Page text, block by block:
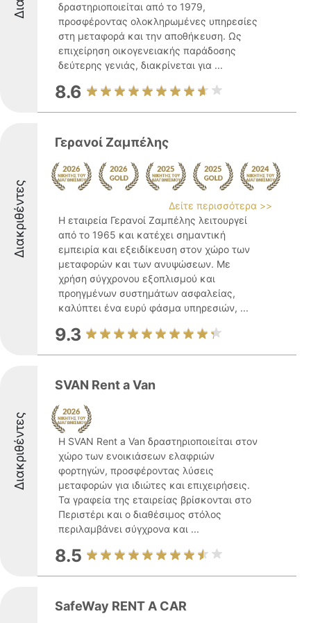
δραστηριοποιείται από το 1979,
προσφέροντας ολοκληρωμένες υπηρεσίες
στη μεταφορά και την αποθήκευση. Ως
επιχείρηση οικογενειακής παράδοσης
δεύτερης γενιάς, διακρίνεται για ...
8.6
Διακριθέντες
Γερανοί Ζαμπέλης
Δείτε περισσότερα >>
Η εταιρεία Γερανοί Ζαμπέλης λειτουργεί
από το 1965 και κατέχει σημαντική
εμπειρία και εξειδίκευση στον χώρο των
μεταφορών και των ανυψώσεων. Με
χρήση σύγχρονου εξοπλισμού και
προηγμένων συστημάτων ασφαλείας,
καλύπτει ένα ευρύ φάσμα υπηρεσιών, ...
9.3
Διακριθέντες
SVAN Rent a Van
Η SVAN Rent a Van δραστηριοποιείται στον
χώρο των ενοικιάσεων ελαφριών
φορτηγών, προσφέροντας λύσεις
μεταφορών για ιδιώτες και επιχειρήσεις.
Τα γραφεία της εταιρείας βρίσκονται στο
Περιστέρι και ο διαθέσιμος στόλος
περιλαμβάνει σύγχρονα και ...
8.5
SafeWay RENT A CAR